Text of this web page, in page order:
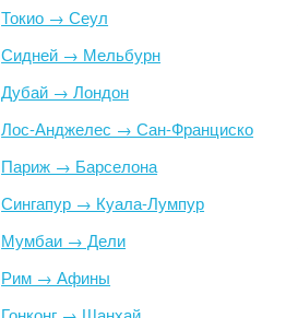
Токио → Сеул
Сидней → Мельбурн
Дубай → Лондон
Лос-Анджелес → Сан-Франциско
Париж → Барселона
Сингапур → Куала-Лумпур
Мумбаи → Дели
Рим → Афины